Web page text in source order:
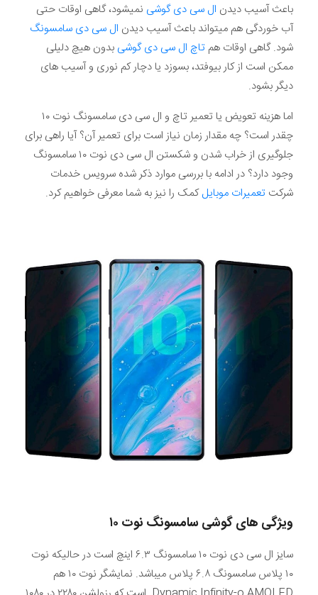
باعث آسیب دیدن ال سی دی گوشی نمیشود، گاهی اوقات حتی
آب خوردگی هم میتواند باعث آسیب دیدن ال سی دی سامسونگ
شود. گاهی اوقات هم تاچ ال سی دی گوشی بدون هیچ دلیلی
ممکن است از کار بیوفتد، بسوزد یا دچار کم نوری و آسیب های
دیگر بشود.
اما هزینه تعویض یا تعمیر تاچ و ال سی دی سامسونگ نوت ۱۰
چقدر است؟ چه مقدار زمان نیاز است برای تعمیر آن؟ آیا راهی برای
جلوگیری از خراب شدن و شکستن ال سی دی نوت ۱۰ سامسونگ
وجود دارد؟ در ادامه با بررسی موارد ذکر شده سرویس خدمات
شرکت تعمیرات موبایلکمک را نیز به شما معرفی خواهیم کرد.
ویژگی های گوشی سامسونگ نوت ۱۰
سایز ال سی دی نوت ۱۰ سامسونگ ۶.۳ اینچ است در حالیکه نوت
۱۰ پلاس سامسونگ ۶.۸ پلاس میباشد. نمایشگر نوت ۱۰ هم